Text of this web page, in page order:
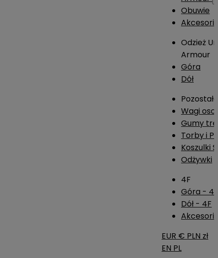
Obuwie
Odzież
Armour
Góra
Dół
Wagi
Gumy
Torby i
Koszulki
Odżywki
4F
Góra -
Dół - 4F
EUR € PLN zł
EN PL